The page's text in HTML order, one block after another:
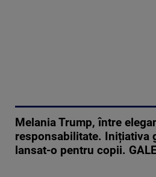
Melania Trump, între
responsabilitate. Inițiativa
lansat-o pentru copii.